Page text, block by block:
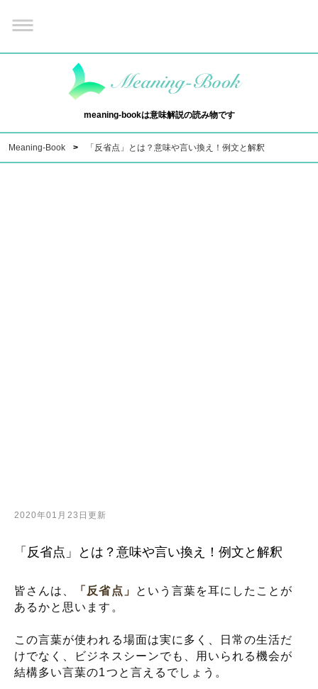
meaning-bookは意味解説の読み物です
Meaning-Book 「反省点」とは？意味や言い換え！例文と解釈
2020年01月23日更新
「反省点」とは？意味や言い換え！例文と解釈
皆さんは、 「反省点」
という言葉を耳にしたことが
あるかと思います。
この言葉が使われる場面は実に多く、日常の生活だ
けでなく、ビジネスシーンでも、用いられる機会が
結構多い言葉の1つと言えるでしょう。